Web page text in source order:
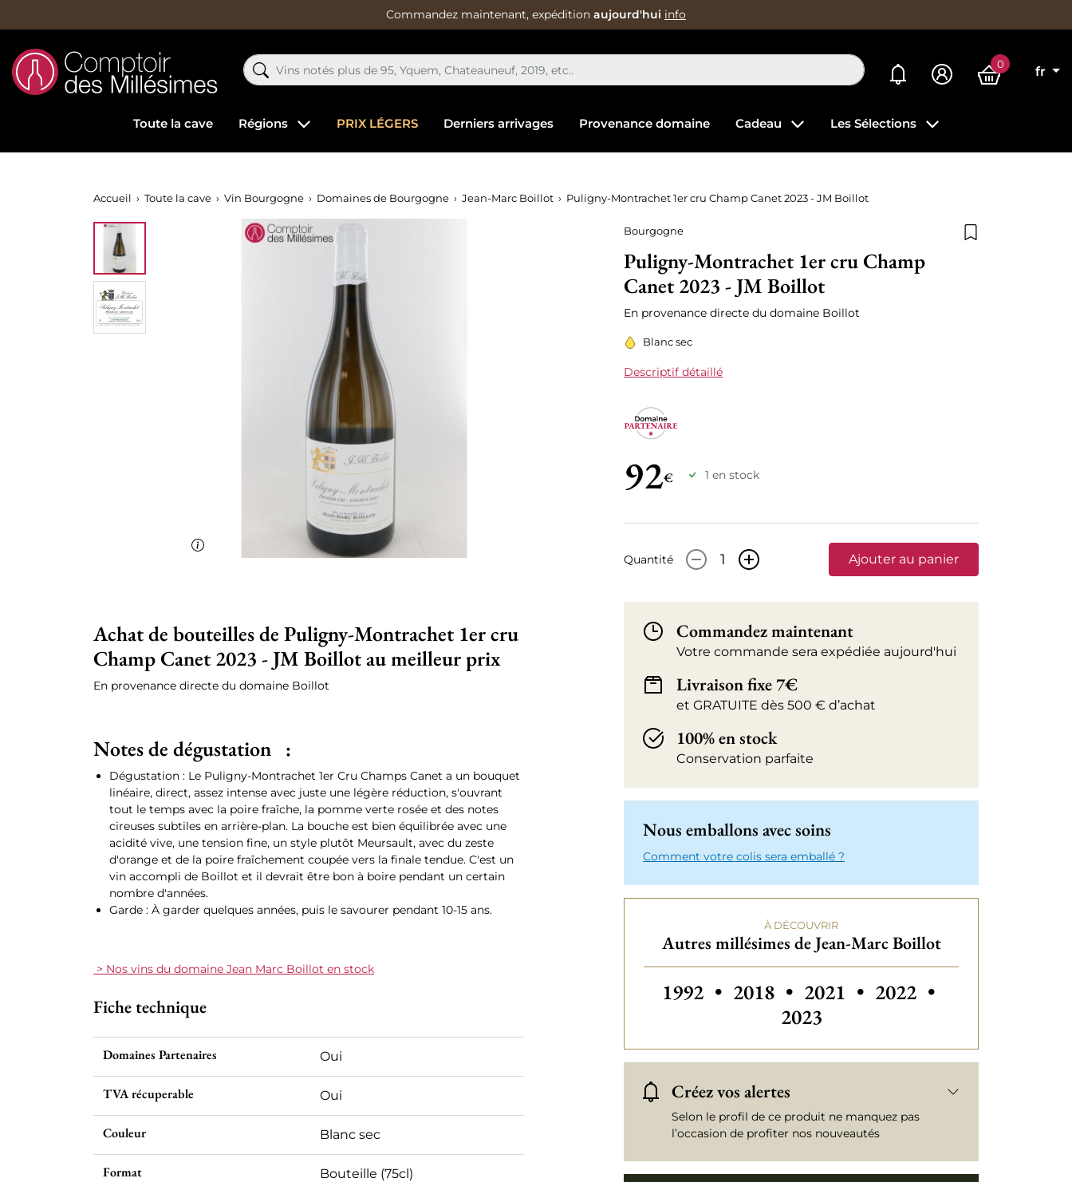
Commandez maintenant, expédition aujourd'hui info
Mes alertes 0
fr
Toute la cave Régions PRIX LÉGERS Derniers arrivages Provenance domaine Cadeau Les Sélections
Accueil Toute la cave Vin Bourgogne Domaines de Bourgogne Jean-Marc Boillot Puligny-Montrachet 1er cru Champ Canet 2023 - JM Boillot
Bourgogne
Puligny-Montrachet 1er cru Champ
Canet 2023 - JM Boillot
En provenance directe du domaine Boillot
Blanc sec
Descriptif détaillé
92€ 1 en stock
Quantité - + Ajouter au panier
Commandez maintenant
Votre commande sera expédiée aujourd'hui
Livraison fixe 7€
et GRATUITE dès 500 € d’achat
100% en stock
Conservation parfaite
Nous emballons avec soins
Comment votre colis sera emballé ?
À DÉCOUVRIR
Autres millésimes de Jean-Marc Boillot
Autres millésimes de Jean-Marc Boillot
1992 • 2018 • 2021 • Autres millésimes de
2022 •
2023
Créez vos alertes
Selon le profil de ce produit ne manquez pas
l’occasion de profiter nos nouveautés
Achat de bouteilles de Puligny-Montrachet 1er cru
Champ Canet 2023 - JM Boillot au meilleur prix
En provenance directe du domaine Boillot
Notes de dégustation :
Dégustation : Le Puligny-Montrachet 1er Cru Champs Canet a un bouquet
linéaire, direct, assez intense avec juste une légère réduction, s'ouvrant
tout le temps avec la poire fraîche, la pomme verte rosée et des notes
cireuses subtiles en arrière-plan. La bouche est bien équilibrée avec une
acidité vive, une tension fine, un style plutôt Meursault, avec du zeste
d'orange et de la poire fraîchement coupée vers la finale tendue. C'est un
vin accompli de Boillot et il devrait être bon à boire pendant un certain
nombre d'années.
Garde : À garder quelques années, puis le savourer pendant 10-15 ans.
> Nos vins du domaine Jean Marc Boillot en stock
Fiche technique
Domaines Partenaires Oui
TVA récuperable Oui
Couleur Blanc sec
Format Bouteille (75cl)